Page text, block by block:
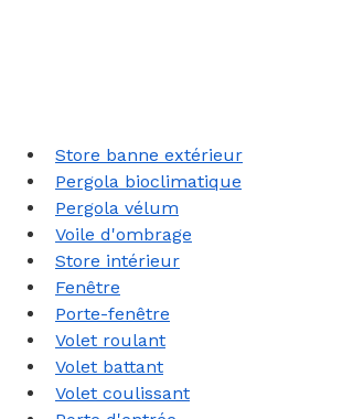
Store banne extérieur
Pergola bioclimatique
Pergola vélum
Voile d'ombrage
Store intérieur
Fenêtre
Porte-fenêtre
Volet roulant
Volet battant
Volet coulissant